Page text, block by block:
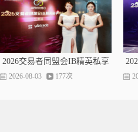
2026交易者同盟会IB精英私享
晚宴（兰州站）圆满落幕
2026-08-03 177次